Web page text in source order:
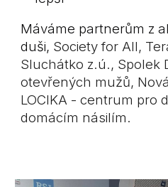
Máváme partnerům z
duši, Society for All,
Sluchátko z.ú., Spolek
otevřených mužů,
LOCIKA - centrum pro
domácím násilím.